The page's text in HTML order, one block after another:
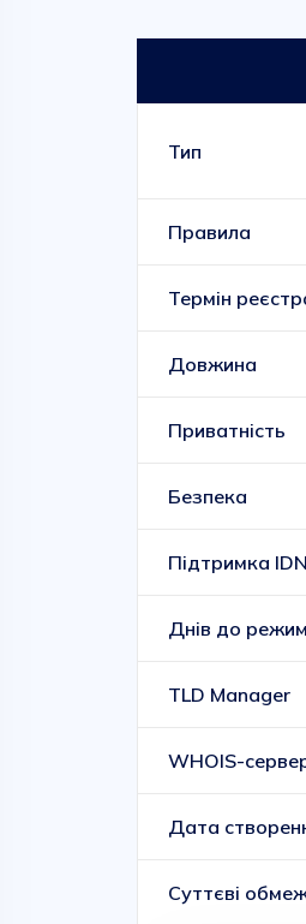
Тип
Правила
Термін
Довжина
Приватність
Безпека
Підтримка IDN
Днів до
TLD Manager
WHOIS-
Дата
Суттєві